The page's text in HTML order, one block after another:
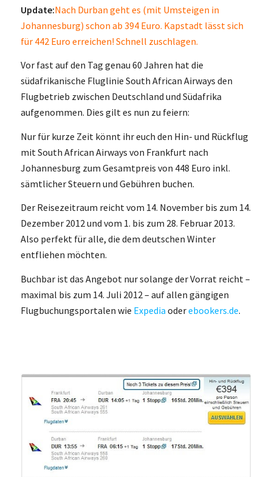
Update:Nach Durban geht es (mit Umsteigen in
Johannesburg) schon ab 394 Euro. Kapstadt lässt sich
für 442 Euro erreichen! Schnell zuschlagen.
Vor fast auf den Tag genau 60 Jahren hat die
südafrikanische Fluglinie South African Airways den
Flugbetrieb zwischen Deutschland und Südafrika
aufgenommen. Dies gilt es nun zu feiern:
Nur für kurze Zeit könnt ihr euch den Hin- und Rückflug
mit South African Airways von Frankfurt nach
Johannesburg zum Gesamtpreis von 448 Euro inkl.
sämtlicher Steuern und Gebühren buchen.
Der Reisezeitraum reicht vom 14. November bis zum 14.
Dezember 2012 und vom 1. bis zum 28. Februar 2013.
Also perfekt für alle, die dem deutschen Winter
entfliehen möchten.
Buchbar ist das Angebot nur solange der Vorrat reicht –
maximal bis zum 14. Juli 2012 – auf allen gängigen
Flugbuchungsportalen wie Expedia oderebookers.de.